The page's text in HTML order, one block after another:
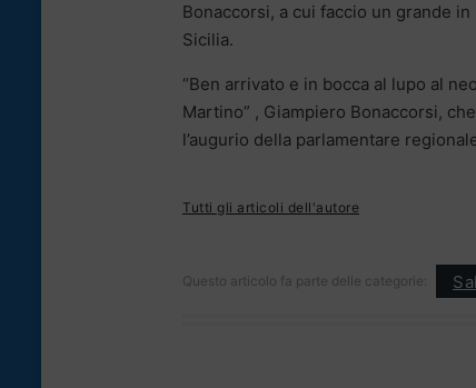
Bonaccorsi, a cui faccio un grande in
Sicilia.
“Ben arrivato e in bocca al lupo al
Martino” , Giampiero Bonaccorsi,
l’augurio della parlamentare
Tutti gli articoli dell'autore
Questo articolo fa parte delle categorie: